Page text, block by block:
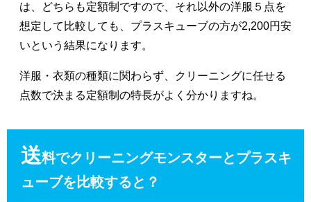
は、どちらも定額制ですので、それ以外の洋服５点を
想定して比較しても、プラスキューブの方が2,200円安
いという結果になります。
洋服・衣類の種類に関わらず、クリーニングに任せる
点数で決まる定額制の特長がよく分かりますね。
送料でクリーニングモンスターとプラスキ
ューブを比較すると？